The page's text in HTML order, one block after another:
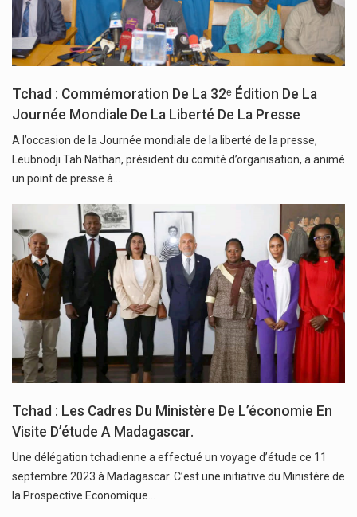
Tchad : Commémoration De La 32ᵉ Édition De La
Journée Mondiale De La Liberté De La Presse
A l’occasion de la Journée mondiale de la liberté de la presse,
Leubnodji Tah Nathan, président du comité d’organisation, a animé
un point de presse à…
Tchad : Les Cadres Du Ministère De L’économie En
Visite D’étude A Madagascar.
Une délégation tchadienne a effectué un voyage d’étude ce 11
septembre 2023 à Madagascar. C’est une initiative du Ministère de
la Prospective Economique…